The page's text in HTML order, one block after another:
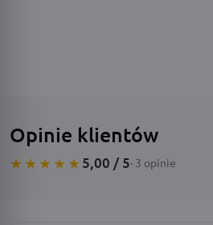
Opinie klientów
★★★★★5,00 / 5· 3 opinie